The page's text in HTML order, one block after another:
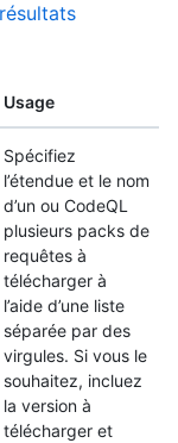
Usage
Spécifiez
l’étendue et le nom
d’un ou CodeQL
plusieurs packs de
requêtes à
télécharger à
l’aide d’une liste
séparée par des
virgules. Si vous le
souhaitez, incluez
la version à
télécharger et